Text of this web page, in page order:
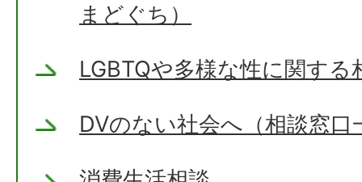
まどぐち）
LGBTQや多様な性に関する
DVのない社会へ（相談窓口